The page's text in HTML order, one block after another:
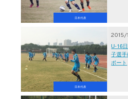
日本代表
日本代表
2015/
U-16
子選
ポート